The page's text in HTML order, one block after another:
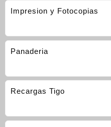
Impresion y Fotocopias
Panaderia
Recargas Tigo